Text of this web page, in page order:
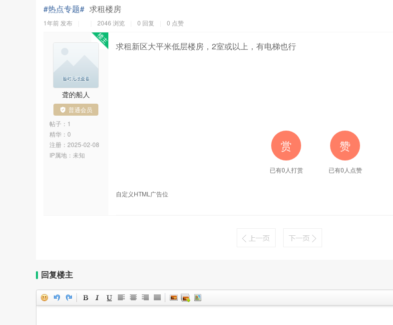
#热点专题# 求租楼房
1年前 发布 2046 浏览 0 回复 0 点赞
聋的船人
普通会员
帖子：1
精华：0
注册： 2025-02-08
IP属地： 未知
求租新区大平米低层楼房，2室或以上，有电梯也行
赏
已有0人打赏
赞
已有0 人点赞
自定义HTML广告位
回复楼主